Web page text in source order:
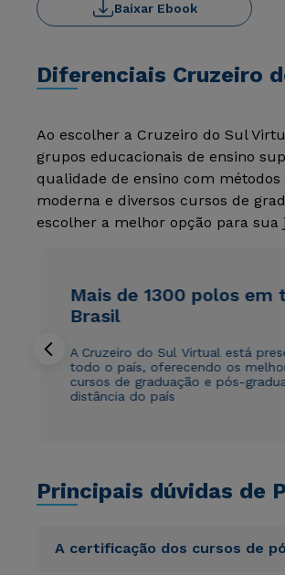
Baixar Ebook
Diferenciais Cruzeiro
Ao escolher a Cruzeiro do Sul
grupos educacionais de ensino
qualidade de ensino com
moderna e diversos cursos de
escolher a melhor opção para sua
Mais de 1300 polos em
Brasil
A Cruzeiro do Sul Virtual está
todo o país, oferecendo os
cursos de graduação e pós-
distância do país
Principais dúvidas de
A certificação dos cursos de